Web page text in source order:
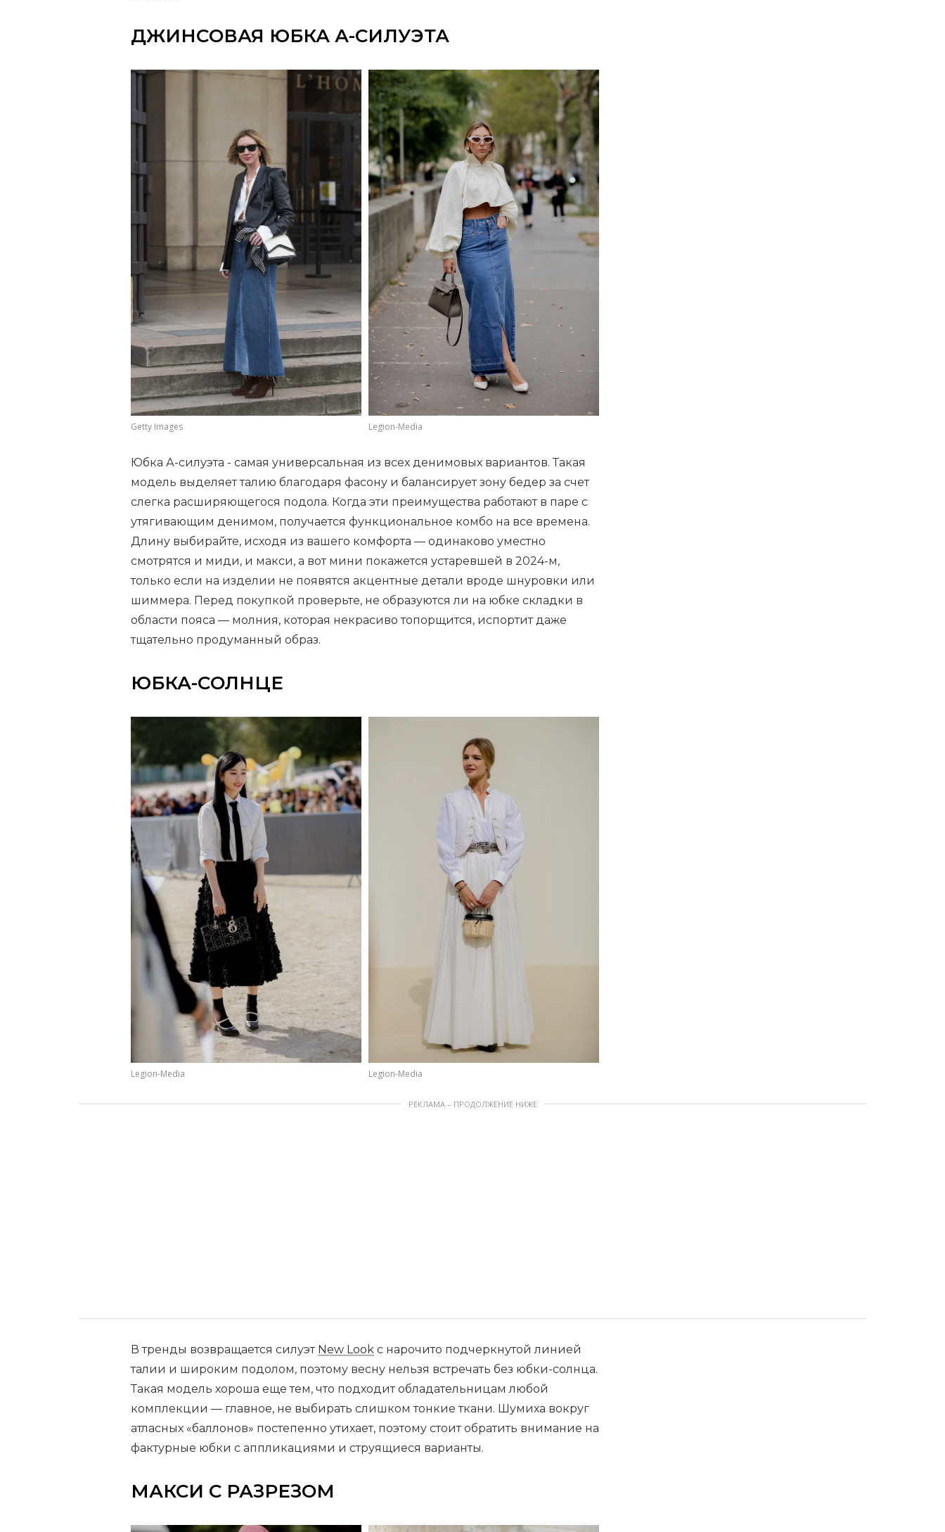
ДЖИНСОВАЯ ЮБКА А-СИЛУЭТА
Getty Images Legion-Media
Юбка А-силуэта - самая универсальная из всех денимовых вариантов. Такая
модель выделяет талию благодаря фасону и балансирует зону бедер за счет
слегка расширяющегося подола. Когда эти преимущества работают в паре с
утягивающим денимом, получается функциональное комбо на все времена.
Длину выбирайте, исходя из вашего комфорта — одинаково уместно
смотрятся и миди, и макси, а вот мини покажется устаревшей в 2024-м,
только если на изделии не появятся акцентные детали вроде шнуровки или
шиммера. Перед покупкой проверьте, не образуются ли на юбке складки в
области пояса — молния, которая некрасиво топорщится, испортит даже
тщательно продуманный образ.
ЮБКА-СОЛНЦЕ
Legion-Media Legion-Media
РЕКЛАМА – ПРОДОЛЖЕНИЕ НИЖЕ
В тренды возвращается силуэт New Look с нарочито подчеркнутой линией
талии и широким подолом, поэтому весну нельзя встречать без юбки-солнца.
Такая модель хороша еще тем, что подходит обладательницам любой
комплекции — главное, не выбирать слишком тонкие ткани. Шумиха вокруг
атласных «баллонов» постепенно утихает, поэтому стоит обратить внимание на
фактурные юбки с аппликациями и струящиеся варианты.
МАКСИ С РАЗРЕЗОМ